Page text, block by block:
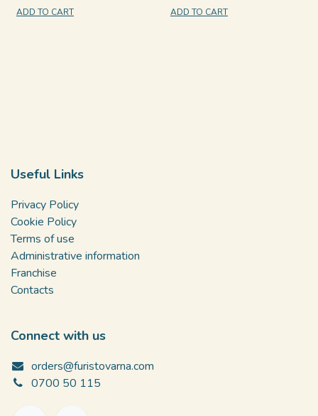
ADD TO CART ADD TO CART
Useful Links
Privacy Policy
Cookie Policy
Terms of use
Administrative information
Franchise
Contacts
Connect with us
orders@furistovarna.com
0700 50 115